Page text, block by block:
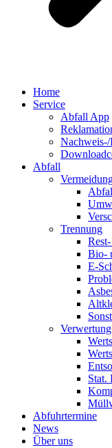
Home
Service
Abfall App
Nachweis-/
Abfall
Trennung
Bio-
E-
Verwertung
Stat.
Abfuhrtermine
News
Über uns